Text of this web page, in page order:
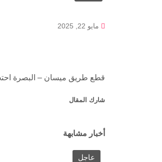
مايو 22, 2025
قطع طريق ميسان – البصرة
شارك المقال
أخبار مشابهة
عاجل